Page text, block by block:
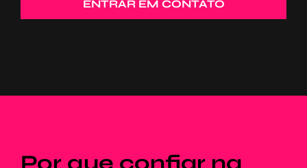
ENTRAR EM CONTATO